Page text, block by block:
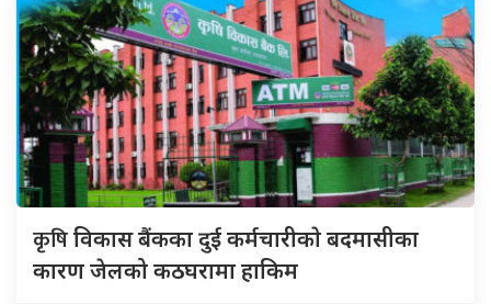
कृषिविकास बैंकका दुई कर्मचारीकाे बदमासीका
कारण जेलको कठघरामा हाकिम